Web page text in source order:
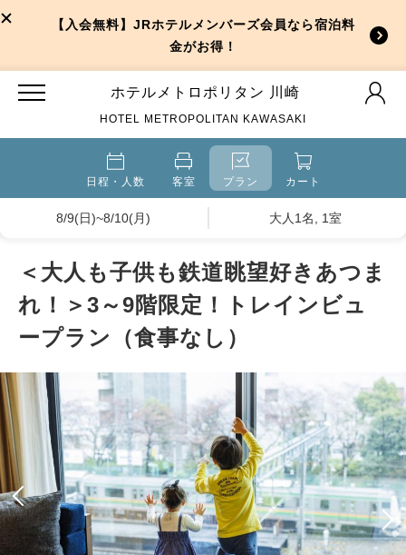
【入会無料】JRホテルメンバーズ会員なら宿泊料
金がお得！
ホテルメトロポリタン 川崎
HOTEL METROPOLITAN KAWASAKI
日程・人数 客室 プラン カート
8/9(日)~8/10(月) 大人1名, 1室
＜大人も子供も鉄道眺望好きあつま
れ！＞3～9階限定！トレインビュ
ープラン（食事なし）